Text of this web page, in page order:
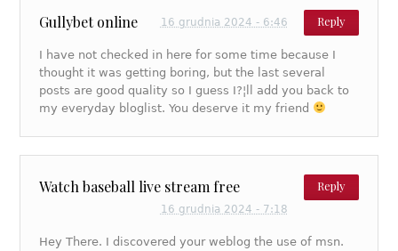
Gullybet online Reply
16 grudnia 2024 - 6:46
I have not checked in here for some time because I
thought it was getting boring, but the last several
posts are good quality so I guess I?¦ll add you back to
my everyday bloglist. You deserve it my friend
Watch baseball live stream free Reply
16 grudnia 2024 - 7:18
Hey There. I discovered your weblog the use of msn.